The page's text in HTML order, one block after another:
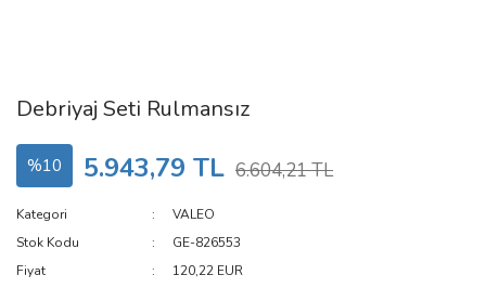
Debriyaj Seti Rulmansız
%10 5.943,79 TL 6.604,21 TL
Kategori
VALEO
Stok Kodu
GE-826553
Fiyat
120,22 EUR